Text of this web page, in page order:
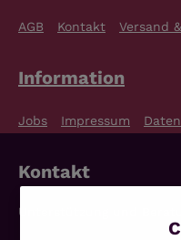
Ich habe die
mit ihnen
AGB Kontakt Versand
Information
Jobs Impressum
Kontakt
Unterstützung und